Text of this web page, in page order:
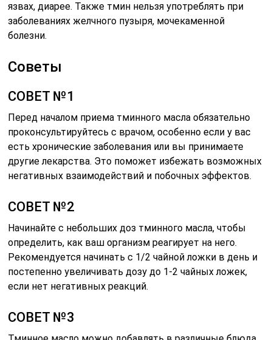
язвах, диарее. Также тмин нельзя употреблять при
заболеваниях желчного пузыря, мочекаменной
болезни.
Советы
СОВЕТ №1
Перед началом приема тминного масла обязательно
проконсультируйтесь с врачом, особенно если у вас
есть хронические заболевания или вы принимаете
другие лекарства. Это поможет избежать возможных
негативных взаимодействий и побочных эффектов.
СОВЕТ №2
Начинайте с небольших доз тминного масла, чтобы
определить, как ваш организм реагирует на него.
Рекомендуется начинать с 1/2 чайной ложки в день и
постепенно увеличивать дозу до 1-2 чайных ложек,
если нет негативных реакций.
СОВЕТ №3